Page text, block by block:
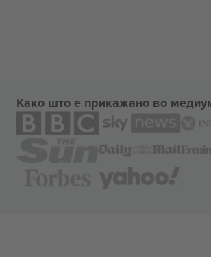
Како што е прикажано во